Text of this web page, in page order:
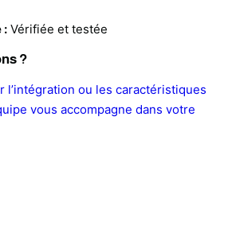
: Vérifiée et testée
?
l’intégration ou les caractéristiques
vous accompagne dans votre